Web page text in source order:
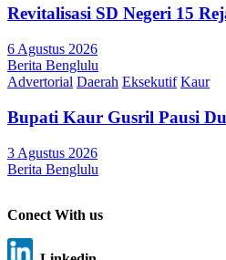
Revitalisasi SD Negeri 15
6 Agustus 2026
Berita Benglulu
Advertorial Daerah Eksekutif Kaur
Bupati Kaur Gusril Pausi
3 Agustus 2026
Berita Benglulu
Conect With us